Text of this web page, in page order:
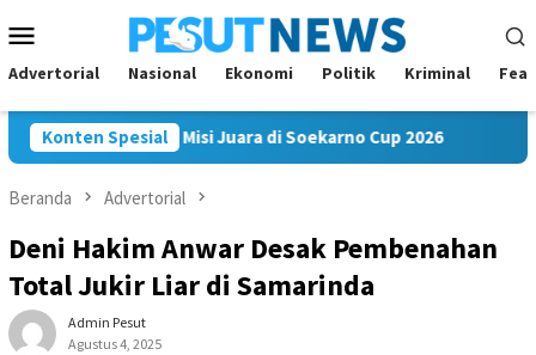
ke
kontenMobile
Advertorial Nasional Ekonomi Politik Kriminal
Konten Spesial
FC Bawa Misi Juara di Soekarno Cup 2026 Andi Satya
Beranda Advertorial
Deni Hakim Anwar Desak Pembenahan
Total Jukir Liar di Samarinda
Admin Pesut
Agustus 4, 2025